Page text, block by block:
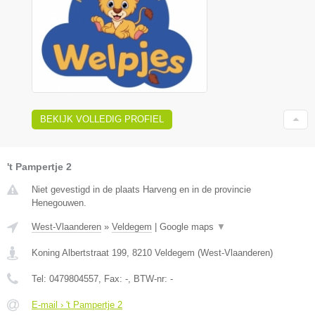
BEKIJK VOLLEDIG PROFIEL
't Pampertje 2
Niet gevestigd in de plaats Harveng en in de provincie
Henegouwen.
West-Vlaanderen » Veldegem Google maps ▼
Koning Albertstraat 199, 8210 Veldegem (West-Vlaanderen)
Tel: 0479804557, Fax: -, BTW-nr: -
E-mail › 't Pampertje 2